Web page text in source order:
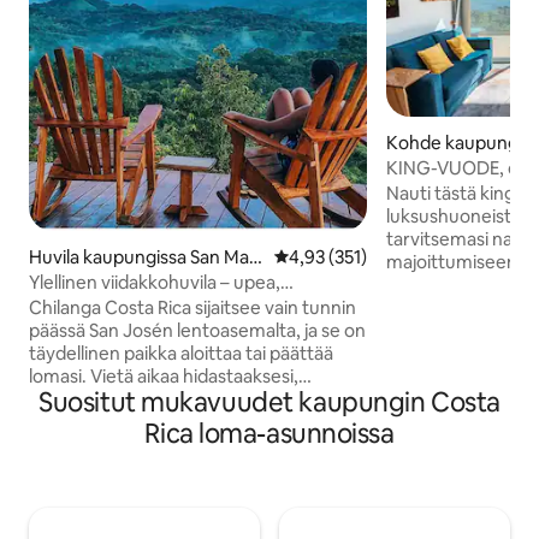
Huvila kaupungissa San Mat
eo
Keskimääräinen arvio 4,93/5,
4,93 (351)
Ylellinen viidakkohuvila – upea,
yksityinen, rauhallinen
Chilanga Costa Rica sijaitsee vain tunnin
päässä San Josén lentoasemalta, ja se on
täydellinen paikka aloittaa tai päättää
lomasi. Vietä aikaa hidastaaksesi,
rentoutuaksesi ja luodaksesi uudelleen
yhteyden luontoon. Ceibo on yksityinen,
tilava ylellinen huvilamme, jossa on
Kohde
KING-VUODE,
HillView,
Nauti tästä king-
tarvitsemasi
majoittumiseen.
Giulion toimesta.
arkkitehti, joka
kutsuvien tilojen
Suositut mukavuudet kaupungin Costa
Rica loma-asunnoissa